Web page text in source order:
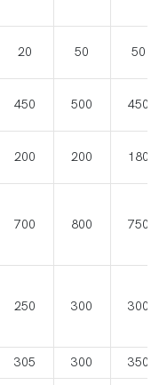
20 50 50
450 500 450
200 200 180
700 800 750
250 300 300
305 300 350